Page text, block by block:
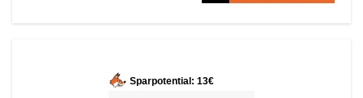
Sparpotential: 13€